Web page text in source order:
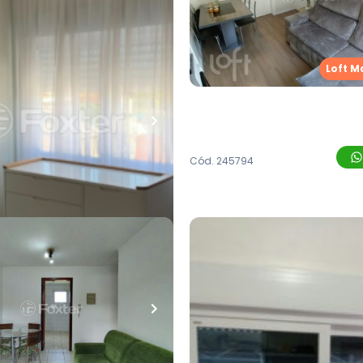
Loft Marketplace
Juchem
Whatsapp
Loft
Júlio Birck, 650 - Novo
Hamburgo/RS
Rua Júlio Birck ,Vila Nova,
Hamburgo
Cód. 245794
•1banheiro •
• Empreendimento
610 - Novo
RS
quartos
Apartamento •
Ernani Enio Juchem, 20 -
Hamburgo/RS